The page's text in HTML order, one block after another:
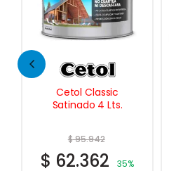
Sellagres Protector
Siliconado p/
$155.751
$ 124.601
20%